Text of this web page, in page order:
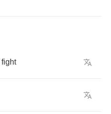
fight